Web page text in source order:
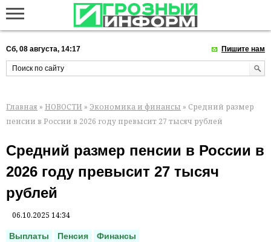
Сб, 08 августа, 14:17 Пишите нам
Главная » НОВОСТИ » Экономика и финансы » Средний размер
пенсии в России в 2026 году превысит 27 тысяч рублей
Средний размер пенсии в России в
2026 году превысит 27 тысяч
рублей
06.10.2025 14:34
Выплаты Пенсия Финансы